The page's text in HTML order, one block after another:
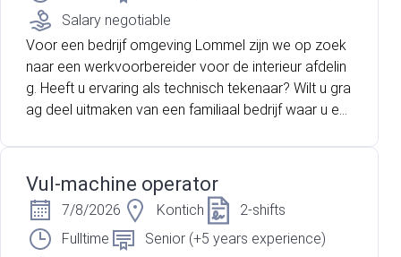
Salary negotiable
Voor een bedrijf omgeving Lommel zijn we op zoek
naar een werkvoorbereider voor de interieur afdelin
g. Heeft u ervaring als technisch tekenaar? Wilt u gra
ag deel uitmaken van een familiaal bedrijf waar u ee
snel verder!
Vul-machine operator
7/8/2026 Kontich
2-shifts
Fulltime
Senior (+5 years experience)